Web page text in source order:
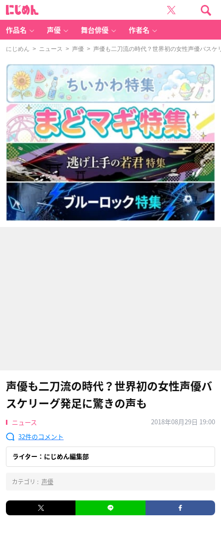
作品名 声優 舞台俳優 作者名
にじめん > ニュース > 声優 > 声優も二刀流の時代？世界初の女性声優バスケ
声優も二刀流の時代？世界初の女性声優バ
スケリーグ発足に驚きの声も
ニュース
2018年08月29日 19:00
32
ライター：にじめん編集部
カテゴリ : 声優